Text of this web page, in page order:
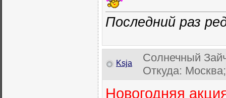
Последний раз
Ksja
Солнечный
Откуда:
Новогодняя